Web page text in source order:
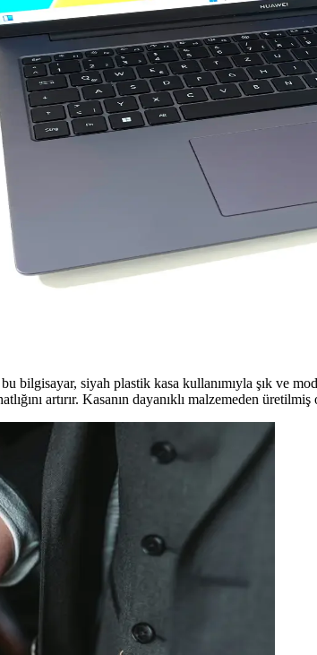
Teknolojideki gelişmelerle ergonomik ve hassas
Dizüstü Bilgisayar Soğutucu
detaylı karşılaştırıyoruz. Performans,
Tasarım ile Teknolojide Yeni Dönem
donatılmış, yüksek performanslı ve şık dizüstü
ve Geleceğin Teknolojisi
sağlayarak modern bilgisayarların performansını
Sahip Çok Yönlü Dizüstü
uzun pil ömrü ile hem iş hem eğlence için ideal çok
bilgisayar, siyah plastik kasa kullanımıyla şık ve
artırır. Kasanın dayanıklı malzemeden